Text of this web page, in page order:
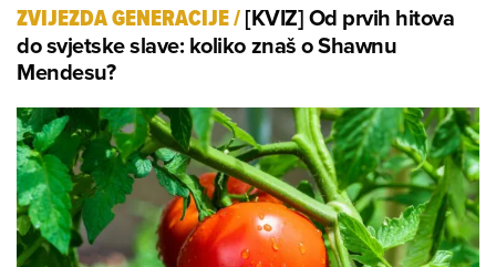
ZVIJEZDA GENERACIJE/[KVIZ] Od prvih hitova
do svjetske slave: koliko znaš o Shawnu
Mendesu?